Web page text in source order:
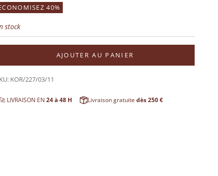
40%
stock
AJOUTER AU PANIER
KOR/227/03/11
🚀 LIVRAISON EN24 à 48 H Livraison gratuitedès 250 €